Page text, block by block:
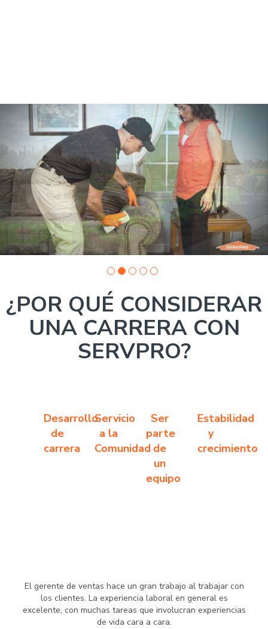
Company
photo
¿POR QUÉ CONSIDERAR
UNA CARRERA CON
SERVPRO?
Desarrollo
de
carrera
Servicio
a la
Comunidad
Ser
parte
de
un
equipo
Estabilidad
y
crecimiento
El gerente de ventas hace un gran trabajo al trabajar con
los clientes. La experiencia laboral en general es
excelente, con muchas tareas que involucran experiencias
de vida cara a cara.